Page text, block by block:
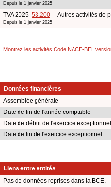
Depuis le 1 janvier 2025
TVA 2025 53.200 - Autres activités de
Depuis le 1 janvier 2025
Montrez les activités Code NACE-BEL
Données financières
Assemblée générale
Date de fin de l'année comptable
Date de début de l'exercice exceptionnel
Date de fin de l'exercice exceptionnel
Liens entre entités
Pas de données reprises dans la BCE.